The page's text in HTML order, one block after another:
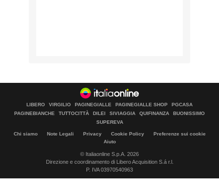
LIBERO VIRGILIO PAGINEGIALLE PAGINEGIALLE SHOP
PGCASA
PAGINEBIANCHE
TUTTOCITTÀ DILEI SIVIAGGIA QUIFINANZA
BUONISSIMO
SUPEREVA
Chi siamo Note Legali Privacy Cookie Policy
Preferenze sui cookie
Aiuto
© Italiaonline S.p.A. 2026
Direzione e coordinamento di Libero Acquisition S.á r.l.
P. IVA 03970540963